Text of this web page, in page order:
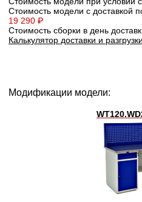
Стоимость модели с
19 290 ₽
Стоимость сборки в день
Калькулятор доставки и разгрузки
Модификации модели: